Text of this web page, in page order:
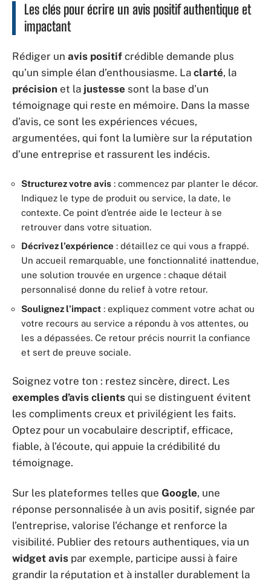
Les clés pour écrire un avis positif authentique et
impactant
Rédiger un avis positif crédible demande plus
qu’un simple élan d’enthousiasme. La clarté, la
précision et la justesse sont la base d’un
témoignage qui reste en mémoire. Dans la masse
d’avis, ce sont les expériences vécues,
argumentées, qui font la lumière sur la réputation
d’une entreprise et rassurent les indécis.
Structurez votre avis : commencez par planter le décor.
Indiquez le type de produit ou service, la date, le
contexte. Ce point d’entrée aide le lecteur à se
retrouver dans votre situation.
Décrivez l’expérience : détaillez ce qui vous a frappé.
Un accueil remarquable, une fonctionnalité inattendue,
une solution trouvée en urgence : chaque détail
personnalisé donne du relief à votre retour.
Soulignez l’impact : expliquez comment votre achat ou
votre recours au service a répondu à vos attentes, ou
les a dépassées. Ce retour précis nourrit la confiance
et sert de preuve sociale.
Soignez votre ton : restez sincère, direct. Les
exemples d’avis clients qui se distinguent évitent
les compliments creux et privilégient les faits.
Optez pour un vocabulaire descriptif, efficace,
fiable, à l’écoute, qui appuie la crédibilité du
témoignage.
Sur les plateformes telles que Google, une
réponse personnalisée à un avis positif, signée par
l’entreprise, valorise l’échange et renforce la
visibilité. Publier des retours authentiques, via un
widget avis par exemple, participe aussi à faire
grandir la réputation et à installer durablement la